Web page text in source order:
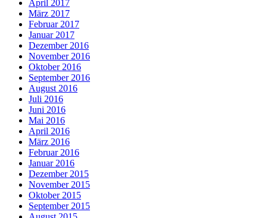
April 2017
März 2017
Februar 2017
Januar 2017
Dezember 2016
November 2016
Oktober 2016
September 2016
August 2016
Juli 2016
Juni 2016
Mai 2016
April 2016
März 2016
Februar 2016
Januar 2016
Dezember 2015
November 2015
Oktober 2015
September 2015